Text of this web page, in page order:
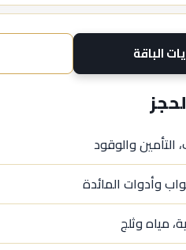
الباقة
التأمين والوقود
وأدوات المائدة
مياه وثلج